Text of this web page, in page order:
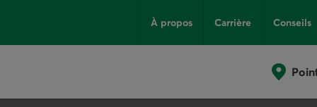
À propos Carrière Conseils